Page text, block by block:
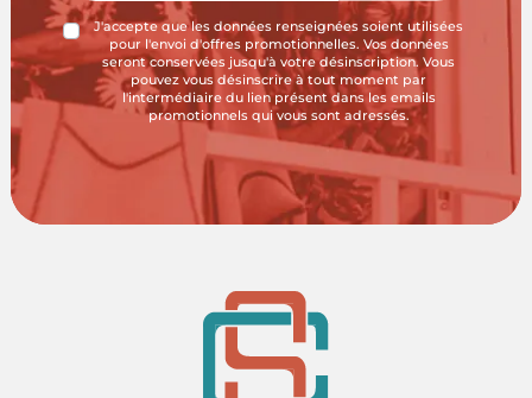
J'accepte que les données renseignées soient utilisées
pour l'envoi d'offres promotionnelles. Vos données
seront conservées jusqu'à votre désinscription. Vous
pouvez vous désinscrire à tout moment par
l'intermédiaire du lien présent dans les emails
promotionnels qui vous sont adressés.